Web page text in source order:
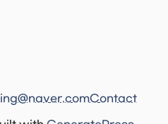
Contact